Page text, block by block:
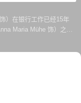
）在银行工作已经15年
Maria Mühe 饰）之间
风平浪静，每一天都是
，劫匪是一位名叫纳博